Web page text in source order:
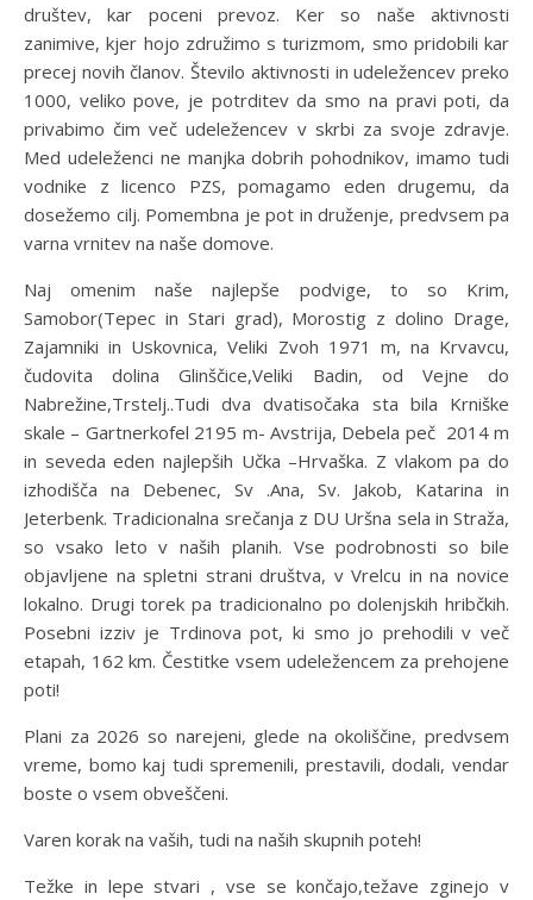
društev, kar poceni prevoz. Ker so naše aktivnosti
zanimive, kjer hojo združimo s turizmom, smo pridobili kar
precej novih članov. Število aktivnosti in udeležencev preko
1000, veliko pove, je potrditev da smo na pravi poti, da
privabimo čim več udeležencev v skrbi za svoje zdravje.
Med udeleženci ne manjka dobrih pohodnikov, imamo tudi
vodnike z licenco PZS, pomagamo eden drugemu, da
dosežemo cilj. Pomembna je pot in druženje, predvsem pa
varna vrnitev na naše domove.
Naj omenim naše najlepše podvige, to so Krim,
Samobor(Tepec in Stari grad), Morostig z dolino Drage,
Zajamniki in Uskovnica, Veliki Zvoh 1971 m, na Krvavcu,
čudovita dolina Glinščice,Veliki Badin, od Vejne do
Nabrežine,Trstelj..Tudi dva dvatisočaka sta bila Krniške
skale – Gartnerkofel 2195 m- Avstrija, Debela peč 2014 m
in seveda eden najlepših Učka –Hrvaška. Z vlakom pa do
izhodišča na Debenec, Sv .Ana, Sv. Jakob, Katarina in
Jeterbenk. Tradicionalna srečanja z DU Uršna sela in Straža,
so vsako leto v naših planih. Vse podrobnosti so bile
objavljene na spletni strani društva, v Vrelcu in na novice
lokalno. Drugi torek pa tradicionalno po dolenjskih hribčkih.
Posebni izziv je Trdinova pot, ki smo jo prehodili v več
etapah, 162 km. Čestitke vsem udeležencem za prehojene
poti!
Plani za 2026 so narejeni, glede na okoliščine, predvsem
vreme, bomo kaj tudi spremenili, prestavili, dodali, vendar
boste o vsem obveščeni.
Varen korak na vaših, tudi na naših skupnih poteh!
Težke in lepe stvari , vse se končajo,težave zginejo v